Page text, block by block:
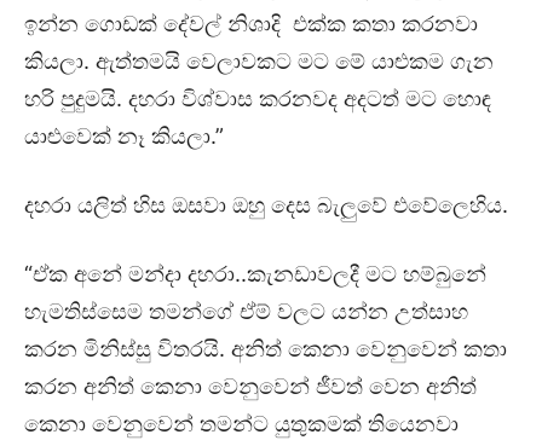
ඉන්න ගොඩක් දේවල් නිශාදි එක්ක කතා කරනවා
කියලා. ඇත්තමයි වෙලාවකට මට මේ යාළුකම ගැන
හරි පුදුමයි. දහරා විශ්වාස කරනවද අදටත් මට හොඳ
යාළුවෙක් නෑ කියලා.”
දහරා යලිත් හිස ඔසවා ඔහු දෙස බැලුවේ එවේලෙහිය.
“ඒක අනේ මන්දා දහරා..කැනඩාවලදී මට හම්බුනේ
හැමතිස්සෙම තමන්ගේ ඒම් වලට යන්න උත්සාහ
කරන මිනිස්සු විතරයි. අනිත් කෙනා වෙනුවෙන් කතා
කරන අනිත් කෙනා වෙනුවෙන් ජීවත් වෙන අනිත්
කෙනා වෙනුවෙන් තමන්ට යුතුකමක් තියෙනවා